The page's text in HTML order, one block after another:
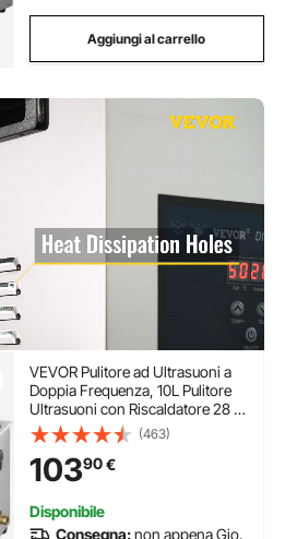
Aggiungi al carrello
VEVOR Pulitore ad Ultrasuoni a
Doppia Frequenza, 10L Pulitore
Ultrasuoni con Riscaldatore 28 /
40KHz, Macchina per la Pulizia in
Acciaio Inossidabile, per Parti di
Gioielli, Occhiali, Denture ecc.
(463)
10390€
Disponibile
Consegna:non appena Gio.